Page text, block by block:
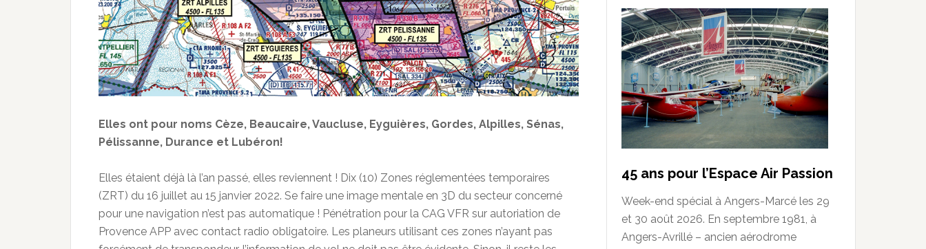
Elles ont pour noms Cèze, Beaucaire, Vaucluse, Eyguières, Gordes, Alpilles, Sénas,
Pélissanne, Durance et Lubéron!
Elles étaient déjà là l’an passé, elles reviennent ! Dix (10) Zones réglementées temporaires
(ZRT) du 16 juillet au 15 janvier 2022. Se faire une image mentale en 3D du secteur concerné
pour une navigation n’est pas automatique ! Pénétration pour la CAG VFR sur autoriation de
Provence APP avec contact radio obligatoire. Les planeurs utilisant ces zones n’ayant pas
45 ans pour l’Espace Air Passion
Week-end spécial à Angers-Marcé les 29
et 30 août 2026. En septembre 1981, à
Angers-Avrillé – ancien aérodrome